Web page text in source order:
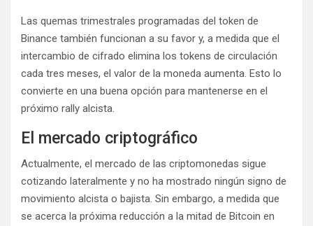
Las quemas trimestrales programadas del token de
Binance también funcionan a su favor y, a medida que el
intercambio de cifrado elimina los tokens de circulación
cada tres meses, el valor de la moneda aumenta. Esto lo
convierte en una buena opción para mantenerse en el
próximo rally alcista.
El mercado criptográfico
Actualmente, el mercado de las criptomonedas sigue
cotizando lateralmente y no ha mostrado ningún signo de
movimiento alcista o bajista. Sin embargo, a medida que
se acerca la próxima reducción a la mitad de Bitcoin en